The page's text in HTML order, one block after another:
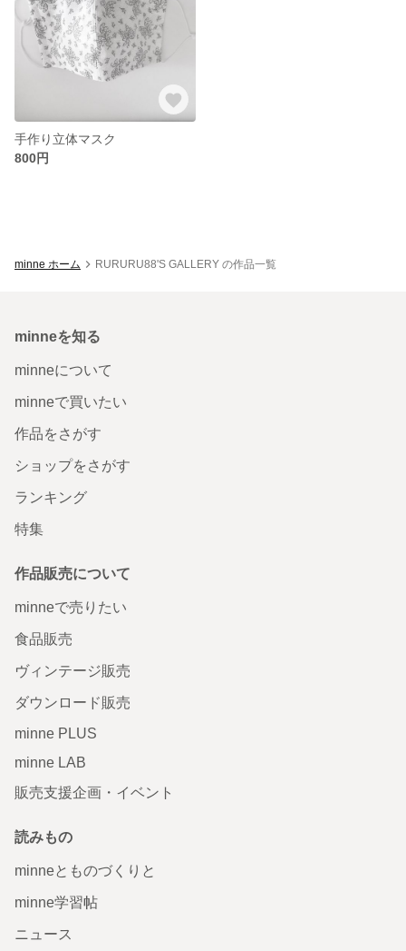
手作り立体マスク
800円
minne ホーム RURURU88'S GALLERY の作品一覧
minneを知る
minneについて
minneで買いたい
作品をさがす
ショップをさがす
ランキング
特集
作品販売について
minneで売りたい
食品販売
ヴィンテージ販売
ダウンロード販売
minne PLUS
minne LAB
販売支援企画・イベント
読みもの
minneとものづくりと
minne学習帖
ニュース